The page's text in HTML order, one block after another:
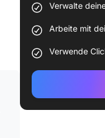
Verwalte
Arbeite mit
Verwende